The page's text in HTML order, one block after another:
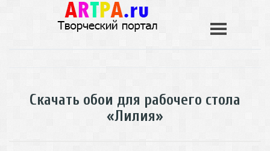
Скачать обои для рабочего стола
«Лилия»